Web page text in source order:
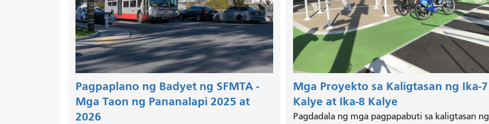
Pagpaplano ng Badyet ng SFMTA -
Mga Taon ng Pananalapi 2025 at
2026
Mga Proyekto sa Kaligtasan ng Ika-7
Kalye at Ika-8 Kalye
Pagdadala ng mga pagpapabuti sa kaligtasan ng